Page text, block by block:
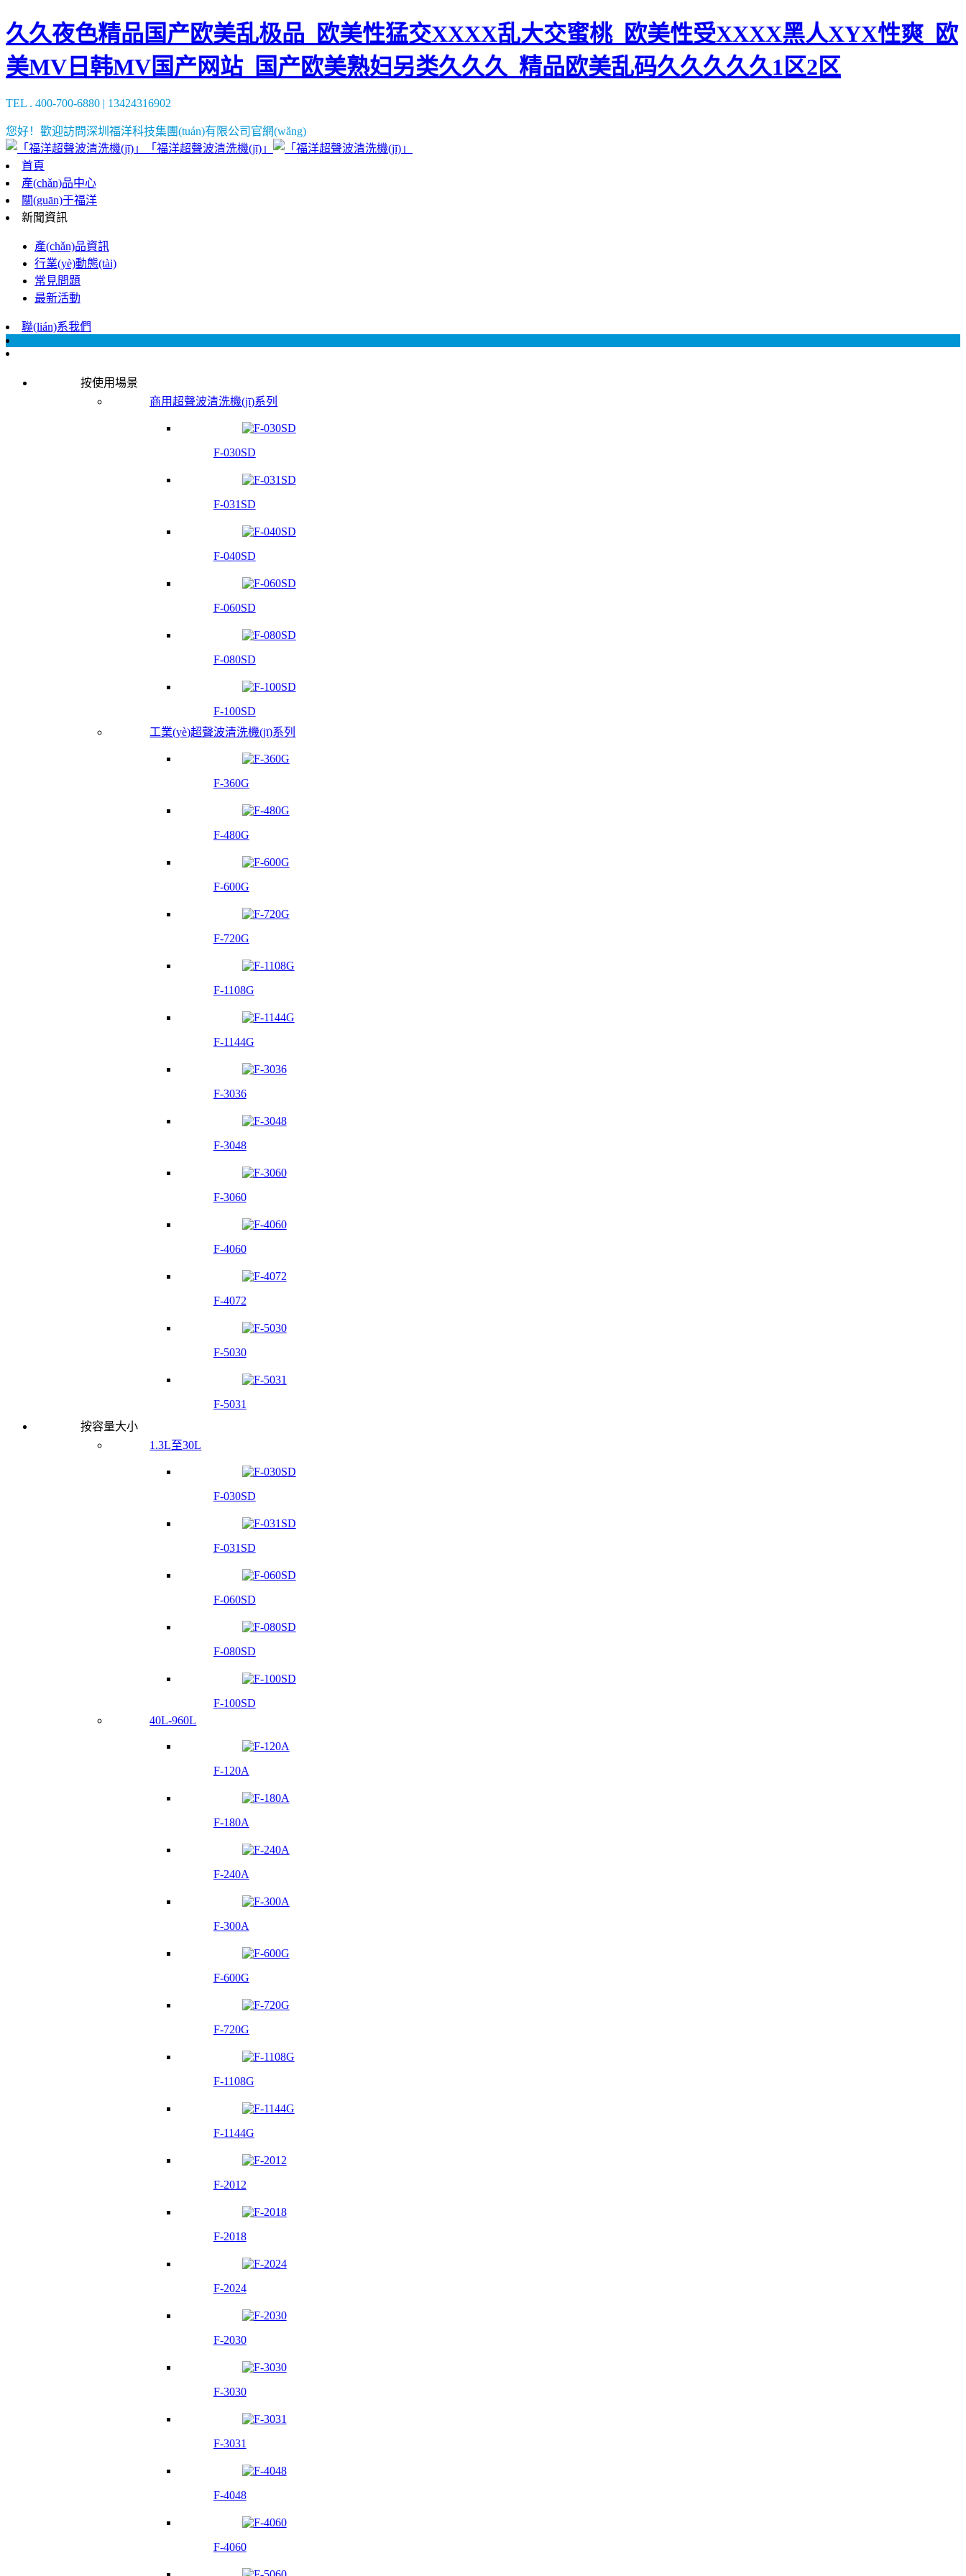
久久夜色精品国产欧美乱极品_欧美性猛交XXXX乱大交蜜桃_欧美性受XXXX黑人XYX性爽_欧
美MV日韩MV国产网站_国产欧美熟妇另类久久久_精品欧美乱码久久久久久1区2区
TEL . 400-700-6880 | 13424316902
您好！歡迎訪問深圳福洋科技集團(tuán)有限公司官網(wǎng)
「福洋超聲波清洗機(jī)」
首頁
產(chǎn)品中心
關(guān)于福洋
新聞資訊
產(chǎn)品資訊
行業(yè)動態(tài)
常見問題
最新活動
聯(lián)系我們
按使用場景
商用超聲波清洗機(jī)系列
F-030SD
F-031SD
F-040SD
F-060SD
F-080SD
F-100SD
工業(yè)超聲波清洗機(jī)系列
F-360G
F-480G
F-600G
F-720G
F-1108G
F-1144G
F-3036
F-3048
F-3060
F-4060
F-4072
F-5030
F-5031
按容量大小
1.3L至30L
F-030SD
F-031SD
F-060SD
F-080SD
F-100SD
40L-960L
F-120A
F-180A
F-240A
F-300A
F-600G
F-720G
F-1108G
F-1144G
F-2012
F-2018
F-2024
F-2030
F-3030
F-3031
F-4048
F-4060